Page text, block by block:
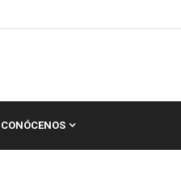
CONÓCENOS